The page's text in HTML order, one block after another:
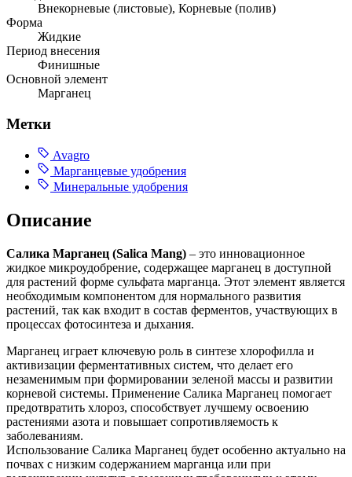
Внекорневые (листовые), Корневые (полив)
Форма
Жидкие
Период внесения
Финишные
Основной элемент
Марганец
Метки
Avagro
Марганцевые удобрения
Минеральные удобрения
Описание
Салика Марганец (Salica Mang) – это инновационное
жидкое микроудобрение, содержащее марганец в доступной
для растений форме сульфата марганца. Этот элемент является
необходимым компонентом для нормального развития
растений, так как входит в состав ферментов, участвующих в
процессах фотосинтеза и дыхания.
Марганец играет ключевую роль в синтезе хлорофилла и
активизации ферментативных систем, что делает его
незаменимым при формировании зеленой массы и развитии
корневой системы. Применение Салика Марганец помогает
предотвратить хлороз, способствует лучшему освоению
растениями азота и повышает сопротивляемость к
заболеваниям.
Использование Салика Марганец будет особенно актуально на
почвах с низким содержанием марганца или при